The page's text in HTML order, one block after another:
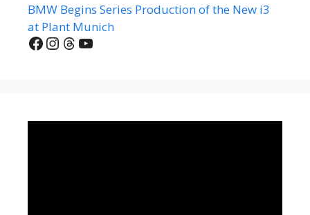
BMW Begins Series Production of the New i3
at Plant Munich
Facebook
Instagram
Threads
YouTube